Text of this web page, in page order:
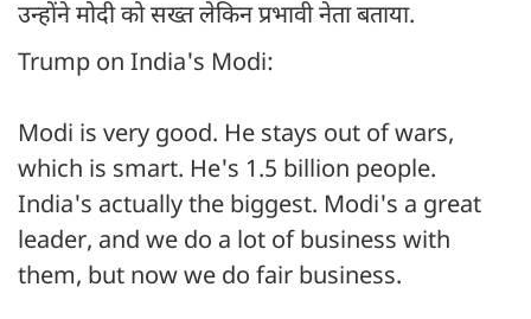
उन्होंने मोदी को सख्त लेकिन प्रभावी नेता बताया.
Trump on India's Modi:
Modi is very good. He stays out of wars,
which is smart. He's 1.5 billion people.
India's actually the biggest. Modi's a great
leader, and we do a lot of business with
them, but now we do fair business.